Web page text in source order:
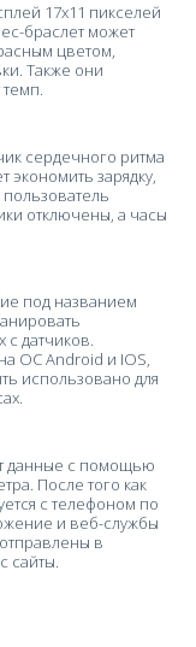
17х11 пикселей
браслет может
цветом,
Также они
сердечного ритма
зарядку,
отключены, а часы
под названием
датчиков.
ОС Android и IOS,
использовано для
данные с помощью
После того как
с телефоном по
и веб-службы
в
сайты.